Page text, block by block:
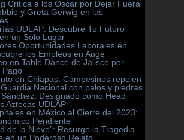
Critica a los Óscar por Dejar Fuera
y Greta Gerwig en las
UDLAP: Descubre Tu Futuro
un Solo Lugar
Oportunidades Laborales en
los Empleos en Auge
en Table Dance de Jalisco por
Pago
en Chiapas: Campesinos repelen
Nacional con palos y piedras.
Designado como Head
Aztecas UDLAP
en México al Cierre del 2023:
Pendiente
de la Nieve”: Resurge la Tragedia
en un Poderoso Relato